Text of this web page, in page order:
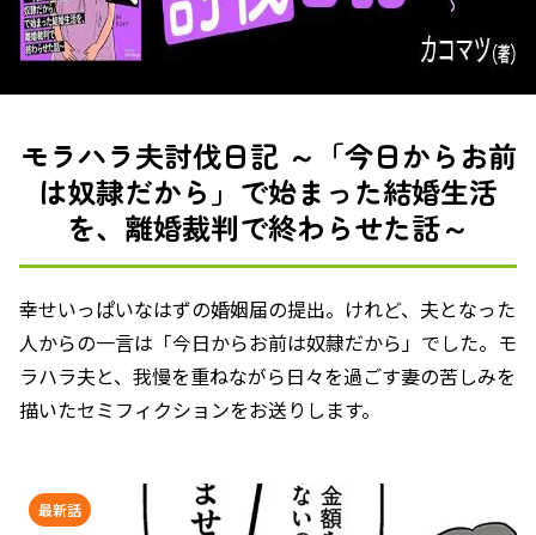
モラハラ夫討伐日記 ～「今日からお前
は奴隷だから」で始まった結婚生活
を、離婚裁判で終わらせた話～
幸せいっぱいなはずの婚姻届の提出。けれど、夫となった
人からの一言は「今日からお前は奴隷だから」でした。モ
ラハラ夫と、我慢を重ねながら日々を過ごす妻の苦しみを
描いたセミフィクションをお送りします。
最新話